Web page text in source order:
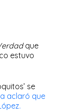
que
estuvo
se
aclaró que